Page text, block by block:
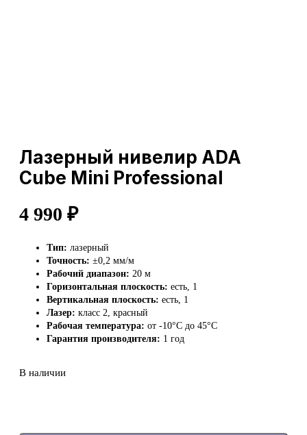
Лазерный нивелир ADA
Cube Mini Professional
4 990 ₽
Тип: лазерный
Точность: ±0,2 мм/м
Рабочий диапазон: 20 м
Горизонтальная плоскость: есть, 1
Вертикальная плоскость: есть, 1
Лазер: класс 2, красный
Рабочая температура: от -10°C до 45°C
Гарантия производителя: 1 год
В наличии